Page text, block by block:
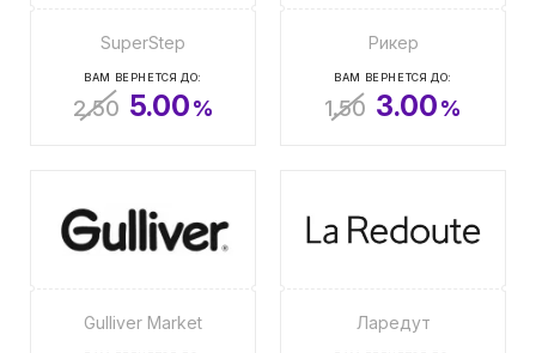
SuperStep
ВАМ ВЕРНЕТСЯ ДО:
2.50 5.00%
Рикер
ВАМ ВЕРНЕТСЯ ДО:
1.50 3.00%
Gulliver Market Ларедут